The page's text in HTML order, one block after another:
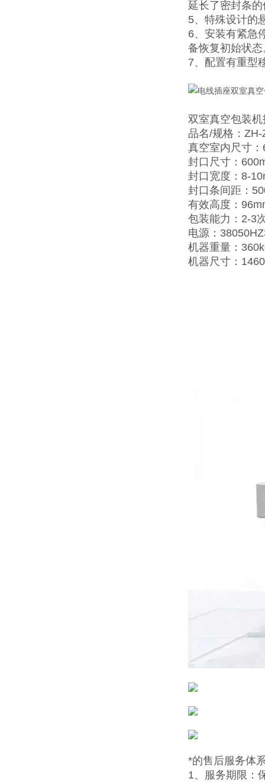
延长了密封条
5、特殊设计的
6、安装有紧急
备恢复初始状态
7、配置有重型
双室真空包装机
品名/规格：
真空室内尺寸
封口尺寸：
封口宽度：8-
封口条间距：
有效高度：
包装能力：2-3
电源：
机器重量：
机器尺寸：
*的售后服务体
1、服务期限：